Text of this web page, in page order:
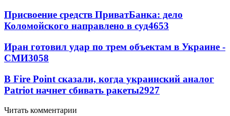
Присвоение средств ПриватБанка: дело
Коломойского направлено в суд4653
Иран готовил удар по трем объектам в Украине -
СМИ3058
В Fire Point сказали, когда украинский аналог
Patriot начнет сбивать ракеты2927
Читать комментарии